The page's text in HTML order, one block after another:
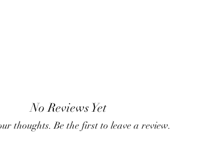
No Reviews Yet
thoughts. Be the first to leave a review.